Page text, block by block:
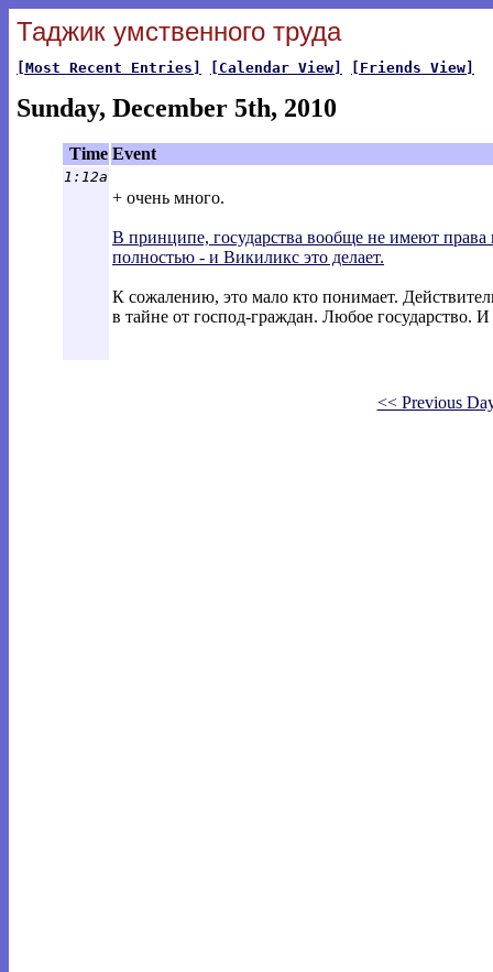
Таджик умственного труда
[Most Recent Entries] [Calendar View] [Friends View]
Sunday, December 5th, 2010
Time Event
1:12a
+ очень много.
В принципе, государства вообще не имеют
полностью - и Викиликс это делает.
К сожалению, это мало кто понимает.
в тайне от господ-граждан. Любое государство.
<< Previous